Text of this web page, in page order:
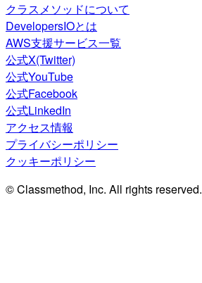
クラスメソッドについて
DevelopersIOとは
AWS支援サービス一覧
公式X(Twitter)
公式YouTube
公式Facebook
公式LinkedIn
アクセス情報
プライバシーポリシー
クッキーポリシー
© Classmethod, Inc. All rights reserved.